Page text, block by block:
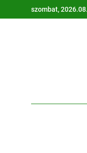
a
szombat,